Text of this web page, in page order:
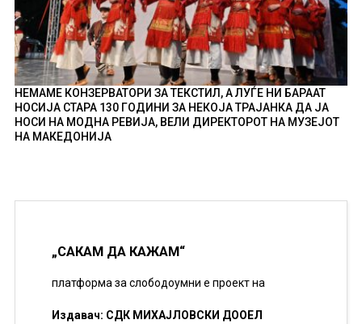
НЕМАМЕ КОНЗЕРВАТОРИ ЗА ТЕКСТИЛ, А ЛУЃЕ НИ БАРААТ
НОСИЈА СТАРА 130 ГОДИНИ ЗА НЕКОЈА ТРАЈАНКА ДА ЈА
НОСИ НА МОДНА РЕВИЈА, ВЕЛИ ДИРЕКТОРОТ НА МУЗЕЈОТ
НА МАКЕДОНИЈА
„САКАМ ДА КАЖАМ“
платформа за слободоумни е проект на
Издавач: СДК МИХАЈЛОВСКИ ДООЕЛ